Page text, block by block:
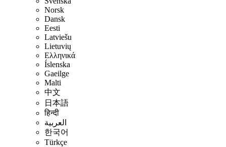
Norsk
Dansk
Eesti
Latviešu
Lietuvių
Ελληνικά
Íslenska
Gaeilge
Malti
中文
日本語
हिन्दी
العربية
한국어
Türkçe